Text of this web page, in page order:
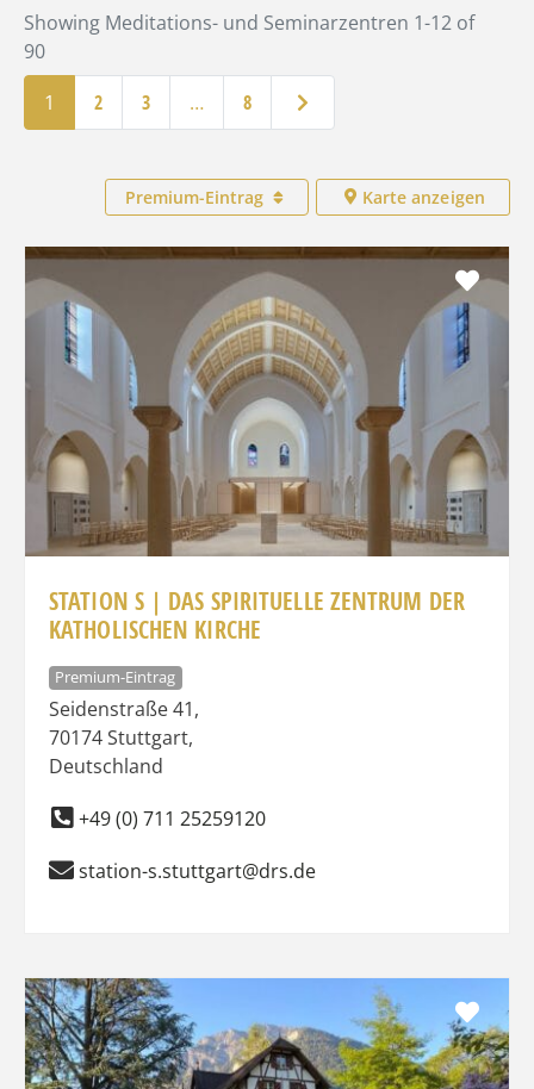
Showing Meditations- und Seminarzentren 1-12 of
90
1
2 3 … 8 Ältere Beiträge
Premium-Eintrag Karte anzeigen
STATION S | DAS SPIRITUELLE ZENTRUM DER
KATHOLISCHEN KIRCHE
Premium-Eintrag
Seidenstraße 41,
70174Stuttgart,
Deutschland
+49 (0) 711 25259120
station-s.stuttgart@drs.de